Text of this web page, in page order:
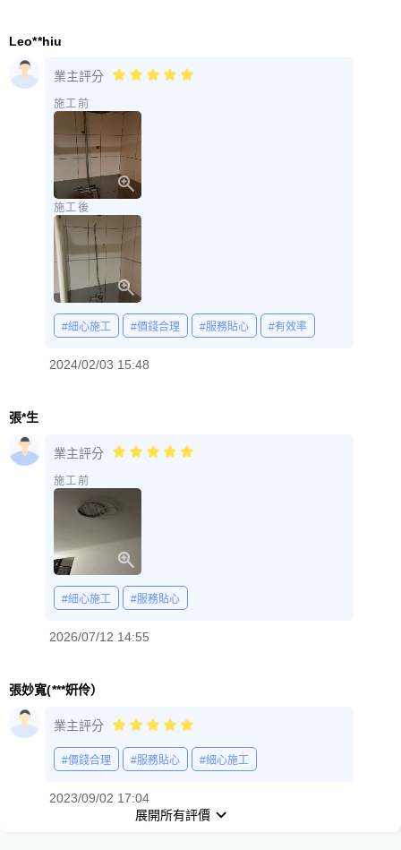
Leo**hiu
業主評分
施工前
施工後
#細心施工 #價錢合理 #服務貼心 #有效率
2024/02/03 15:48
張*生
業主評分
施工前
#細心施工 #服務貼心
2026/07/12 14:55
張妙寬(***姸伶）
業主評分
#價錢合理 #服務貼心 #細心施工
2023/09/02 17:04
展開所有評價